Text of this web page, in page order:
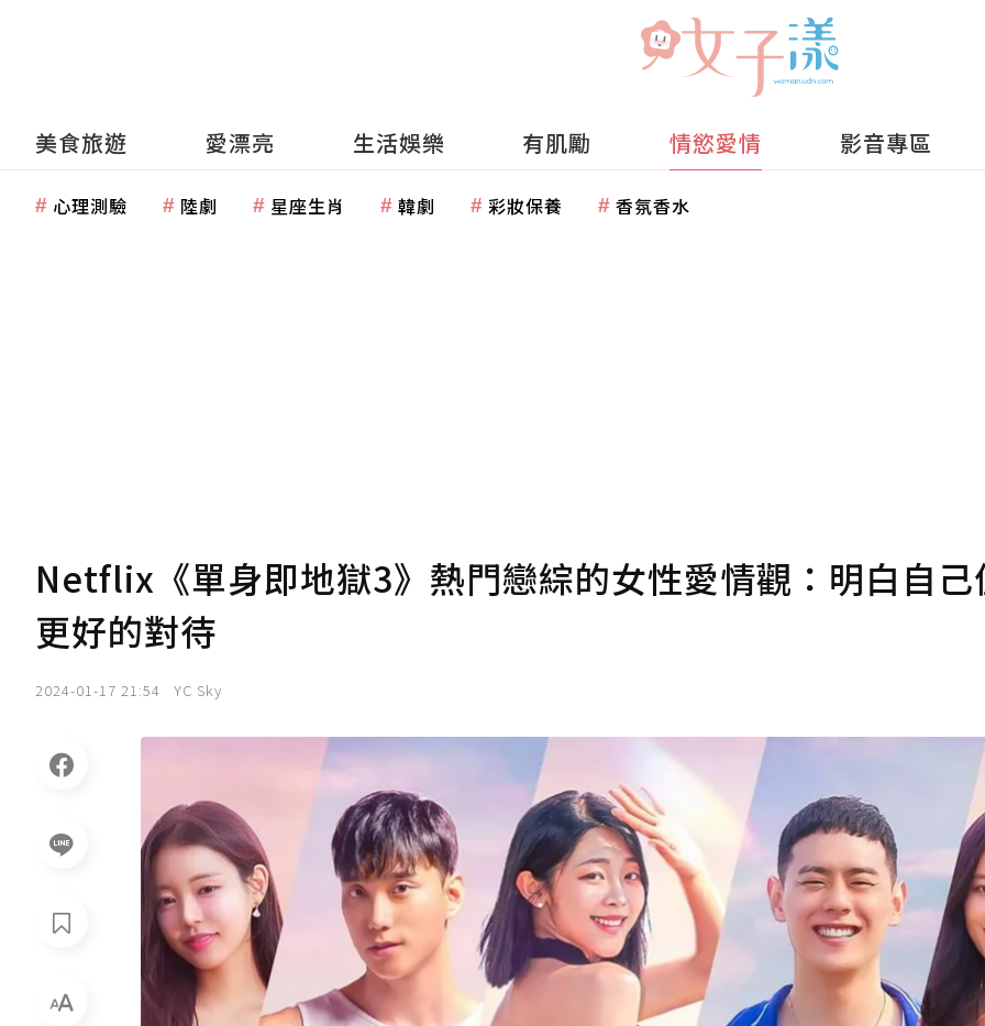
美食旅遊 愛漂亮 生活娛樂 有肌勵 情慾愛情 影音專區
心理測驗 陸劇 星座生肖 韓劇 彩妝保養 香氛香水
Netflix《單身即地獄3》熱門戀綜的女性愛情觀：明白自己
更好的對待
2024-01-17 21:54 YC Sky